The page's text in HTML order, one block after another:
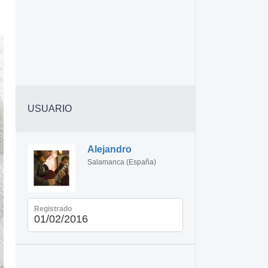
USUARIO
Alejandro
Salamanca (España)
Registrado
01/02/2016